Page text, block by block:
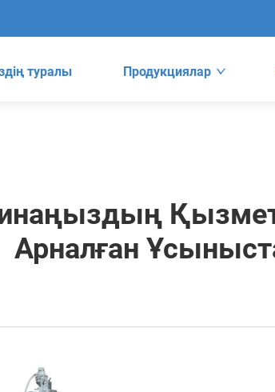
туралы Продукциялар
Қызмет
Арналған